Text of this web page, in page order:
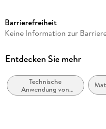
Herausgegeben von
Verlag/Hersteller
Abbildungen
XXIII, 710 p. 265 illus., 163
Barrierefreiheit
Keine Information zur
Entdecken Sie mehr
Technische
Anwendung von
Oberflächenbeschichtungen